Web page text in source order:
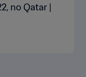
no Qatar |